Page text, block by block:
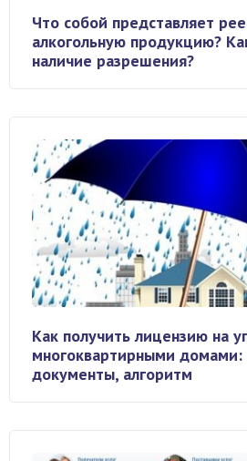
Что собой представляет
алкогольную продукцию?
наличие разрешения?
Как получить лицензию на
многоквартирными домами:
документы, алгоритм